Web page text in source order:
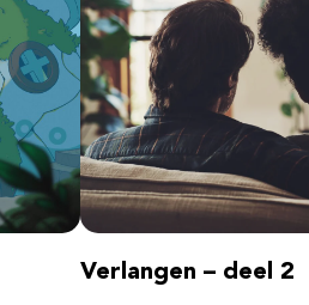
Verlangen – deel 2